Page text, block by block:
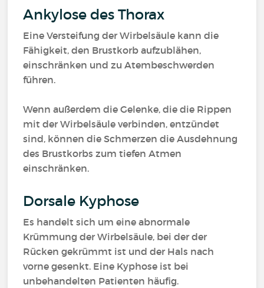
Ankylose des Thorax
Eine Versteifung der Wirbelsäule kann die
Fähigkeit, den Brustkorb aufzublähen,
einschränken und zu Atembeschwerden
führen.
Wenn außerdem die Gelenke, die die Rippen
mit der Wirbelsäule verbinden, entzündet
sind, können die Schmerzen die Ausdehnung
des Brustkorbs zum tiefen Atmen
einschränken.
Dorsale Kyphose
Es handelt sich um eine abnormale
Krümmung der Wirbelsäule, bei der der
Rücken gekrümmt ist und der Hals nach
vorne gesenkt. Eine Kyphose ist bei
unbehandelten Patienten häufig.